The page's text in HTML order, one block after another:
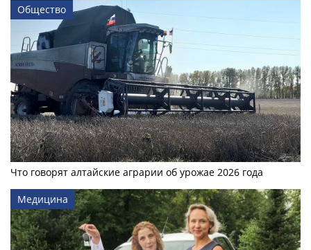
Общество
Что говорят алтайские аграрии об урожае 2026 года
Медицина